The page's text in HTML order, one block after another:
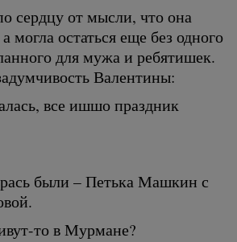
сердцу от мысли, что она
могла остаться еще без одного
для мужа и ребятишек.
Валентины:
все ишшо праздник
были – Петька Машкин с
то в Мурмане?